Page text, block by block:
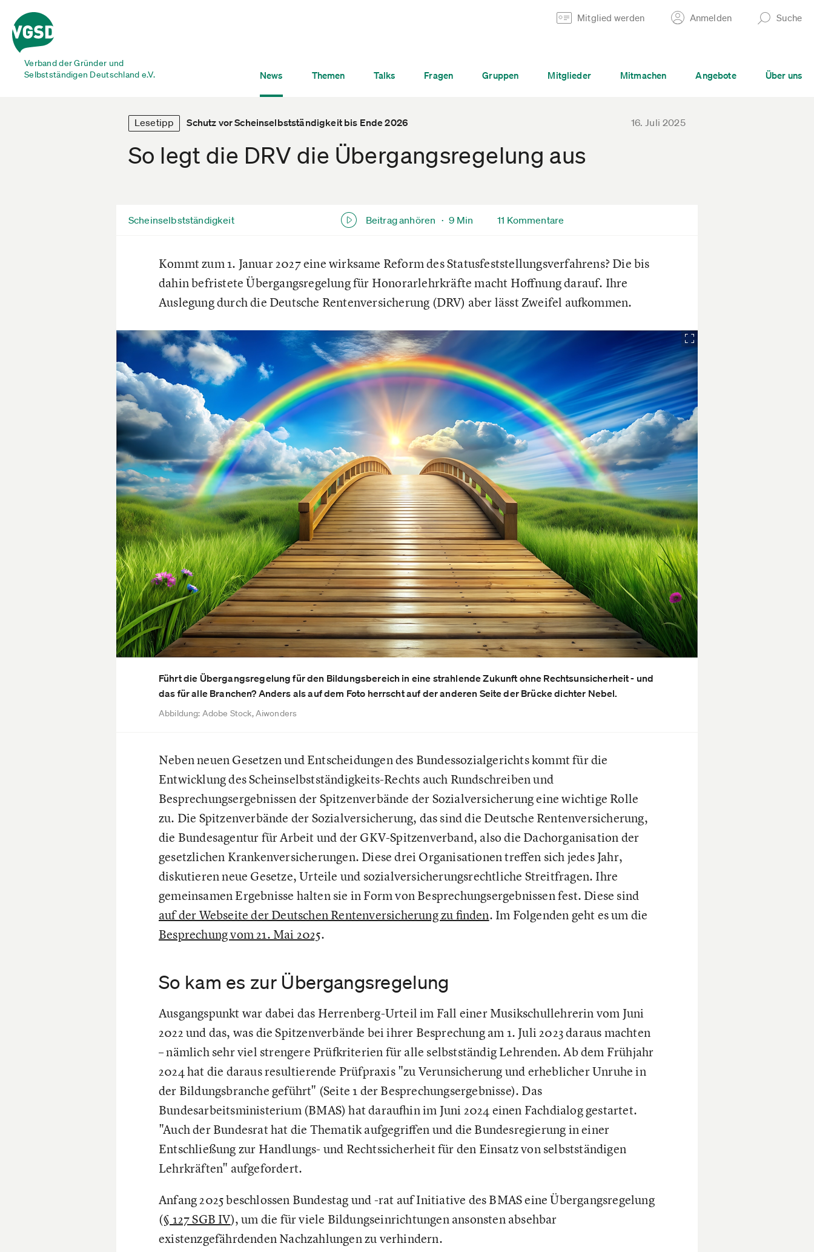
Verband der Gründer und
Selbstständigen Deutschland e.V.
Mitglied werden Anmelden Suche
News Themen Talks Fragen Gruppen Mitglieder Mitmachen Angebote Über uns
Lesetipp Schutz vor Scheinselbstständigkeit bis Ende 2026
So legt die DRV die Übergangsregelung aus
16. Juli 2025
Scheinselbstständigkeit Beitrag anhören ·9 Min 11 Kommentare
Kommt zum 1. Januar 2027 eine wirksame Reform des Statusfeststellungsverfahrens? Die bis
dahin befristete Übergangsregelung für Honorarlehrkräfte macht Hoffnung darauf. Ihre
Auslegung durch die Deutsche Rentenversicherung (DRV) aber lässt Zweifel aufkommen.
Führt die Übergangsregelung für den Bildungsbereich in eine strahlende Zukunft ohne Rechtsunsicherheit - und
das für alle Branchen? Anders als auf dem Foto herrscht auf der anderen Seite der Brücke dichter Nebel.
Abbildung: Adobe Stock, Aiwonders
Neben neuen Gesetzen und Entscheidungen des Bundessozialgerichts kommt für die
Entwicklung des Scheinselbstständigkeits-Rechts auch Rundschreiben und
Besprechungsergebnissen der Spitzenverbände der Sozialversicherung eine wichtige Rolle
zu. Die Spitzenverbände der Sozialversicherung, das sind die Deutsche Rentenversicherung,
die Bundesagentur für Arbeit und der GKV-Spitzenverband, also die Dachorganisation der
gesetzlichen Krankenversicherungen. Diese drei Organisationen treffen sich jedes Jahr,
diskutieren neue Gesetze, Urteile und sozialversicherungsrechtliche Streitfragen. Ihre
gemeinsamen Ergebnisse halten sie in Form von Besprechungsergebnissen fest. Diese sind
auf der Webseite der Deutschen Rentenversicherung zu finden. Im Folgenden geht es um die
Besprechung vom 21. Mai 2025.
So kam es zur Übergangsregelung
Ausgangspunkt war dabei das Herrenberg-Urteil im Fall einer Musikschullehrerin vom Juni
2022 und das, was die Spitzenverbände bei ihrer Besprechung am 1. Juli 2023 daraus machten
– nämlich sehr viel strengere Prüfkriterien für alle selbstständig Lehrenden. Ab dem Frühjahr
2024 hat die daraus resultierende Prüfpraxis "zu Verunsicherung und erheblicher Unruhe in
der Bildungsbranche geführt" (Seite 1 der Besprechungsergebnisse). Das
Bundesarbeitsministerium (BMAS) hat daraufhin im Juni 2024 einen Fachdialog gestartet.
"Auch der Bundesrat hat die Thematik aufgegriffen und die Bundesregierung in einer
Entschließung zur Handlungs- und Rechtssicherheit für den Einsatz von selbstständigen
Lehrkräften" aufgefordert.
Anfang 2025 beschlossen Bundestag und -rat auf Initiative des BMAS eine Übergangsregelung
(§ 127 SGB IV), um die für viele Bildungseinrichtungen ansonsten absehbar
existenzgefährdenden Nachzahlungen zu verhindern.